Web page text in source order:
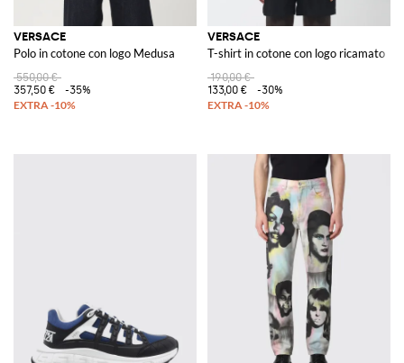
VERSACE
Polo in cotone con logo Medusa
550,00 €
357,50 €
-35%
VERSACE
T-shirt in cotone con logo ricamato
190,00 €
133,00 €
-30%